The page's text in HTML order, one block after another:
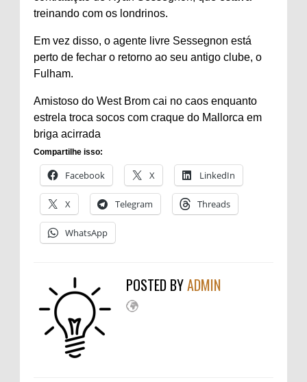
treinando com os londrinos.
Em vez disso, o agente livre Sessegnon está
perto de fechar o retorno ao seu antigo clube, o
Fulham.
Amistoso do West Brom cai no caos enquanto
estrela troca socos com craque do Mallorca em
briga acirrada
Compartilhe isso:
Facebook X LinkedIn
X Telegram Threads
WhatsApp
POSTED BYADMIN